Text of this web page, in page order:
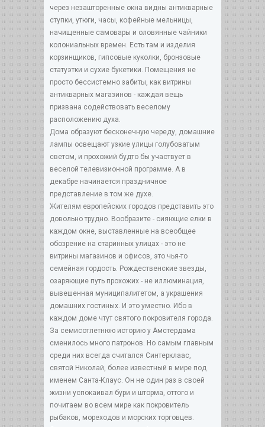
через незашторенные окна видны антикварные
ступки, утюги, часы, кофейные мельницы,
начищенные самовары и оловянные чайники
колониальных времен. Есть там и изделия
корзинщиков, гипсовые куколки, бронзовые
статуэтки и сухие букетики. Помещения не
просто бессистемно забиты, как витрины
антикварных магазинов - каждая вещь
призвана содействовать веселому
расположению духа.
Дома образуют бесконечную череду, домашние
лампы освещают узкие улицы голубоватым
светом, и прохожий будто бы участвует в
веселой телевизионной программе. А в
декабре начинается праздничное
представление в том же духе.
Жителям европейских городов представить это
довольно трудно. Вообразите - сияющие елки в
каждом окне, выставленные на всеобщее
обозрение на старинных улицах - это не
витрины магазинов и офисов, это чья-то
семейная гордость. Рождественские звезды,
озаряющие путь прохожих - не иллюминация,
вывешенная муниципалитетом, а украшения
домашних гостиных. И это уместно. Ибо в
каждом доме чтут святого покровителя города.
За семисотлетнюю историю у Амстердама
сменилось много патронов. Но самым главным
среди них всегда считался Синтерклаас,
святой Николай, более известный в мире под
именем Санта-Клаус. Он не один раз в своей
жизни успокаивал бури и шторма, оттого и
почитаем во всем мире как покровитель
рыбаков, мореходов и морских торговцев.